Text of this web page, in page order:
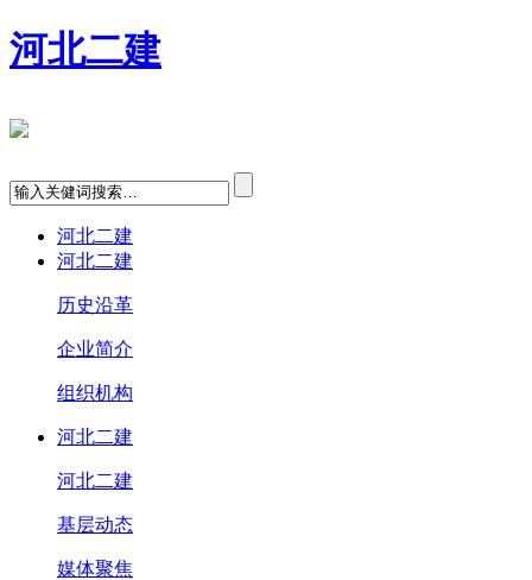
河北二建
河北二建
河北二建
历史沿革
企业简介
组织机构
河北二建
河北二建
基层动态
媒体聚焦